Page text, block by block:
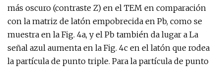
más oscuro (contraste Z) en el TEM en comparación
con la matriz de latón empobrecida en Pb, como se
muestra en la Fig. 4a, y el Pb también da lugar a La
señal azul aumenta en la Fig. 4c en el latón que rodea
la partícula de punto triple. Para la partícula de punto